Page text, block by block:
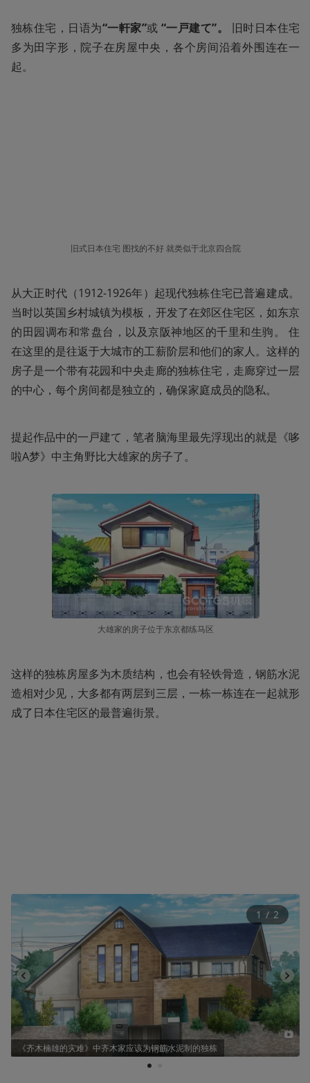
独栋住宅，日语为“一軒家”或 “一戸建て”。
旧时日本住宅
多为田字形，院子在房屋中央，各个房间沿着外围连在一
起。
旧式日本住宅 图找的不好 就类似于北京四合院
从大正时代（1912-1926年）起现代独栋住宅已普遍建成。
当时以英国乡村城镇为模板，开发了在郊区住宅区，如东京
的田园调布和常盘台，以及京阪神地区的千里和生驹。 住
在这里的是往返于大城市的工薪阶层和他们的家人。这样的
房子是一个带有花园和中央走廊的独栋住宅，走廊穿过一层
的中心，每个房间都是独立的，确保家庭成员的隐私。
提起作品中的一戸建て，笔者脑海里最先浮现出的就是《哆
啦A梦》中主角野比大雄家的房子了。
大雄家的房子位于东京都练马区
这样的独栋房屋多为木质结构，也会有轻铁骨造，钢筋水泥
造相对少见，大多都有两层到三层，一栋一栋连在一起就形
成了日本住宅区的最普遍街景。
《齐木楠雄的灾难》中齐木家应该为钢筋水泥制的独栋
1
1 / 2